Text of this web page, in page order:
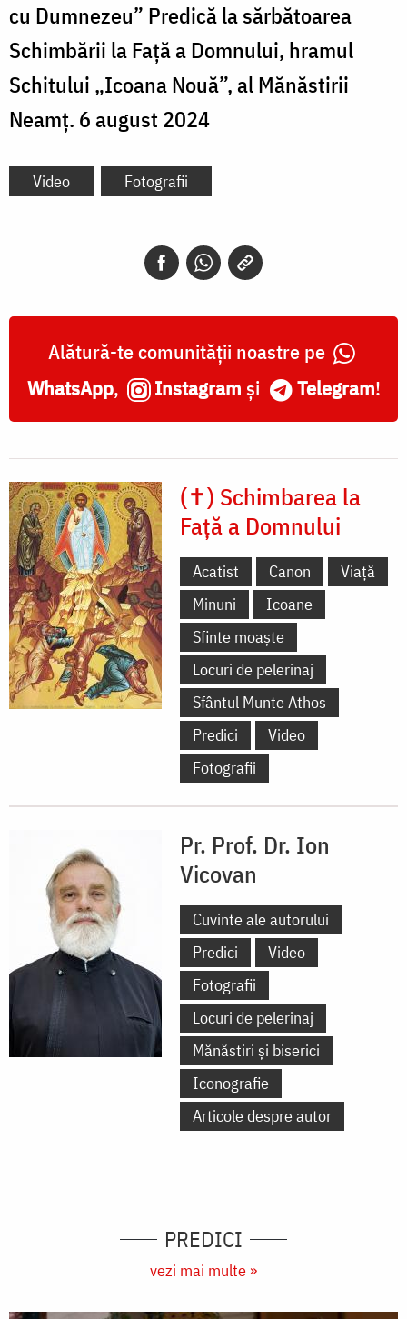
cu Dumnezeu” Predică la sărbătoarea
Schimbării la Față a Domnului, hramul
Schitului „Icoana Nouă”, al Mănăstirii
Neamț. 6 august 2024
Video Fotografii
Alătură-te comunității noastre pe
WhatsApp, Instagram și Telegram!
(✝) Schimbarea la
Față a Domnului
Acatist Canon
Viață
Minuni
Icoane
Sfinte moaște
Locuri de pelerinaj
Sfântul Munte Athos
Predici
Video
Fotografii
Pr. Prof. Dr. Ion
Vicovan
Cuvinte ale autorului
Predici
Video
Fotografii
Locuri de pelerinaj
Mănăstiri și biserici
Iconografie
Articole despre autor
PREDICI
vezi mai multe »